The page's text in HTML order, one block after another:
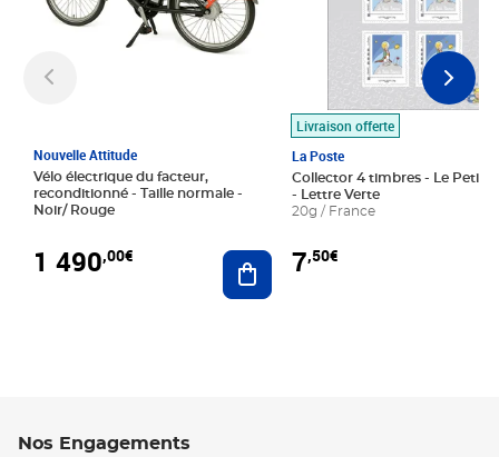
Nouvelle Attitude
Vélo électrique du facteur,
reconditionné - Taille normale -
Noir/ Rouge
1 490,00€ Ajouter au panier
Livraison offerte
La Poste
Collector 4 timbres - Le Petit
- Lettre Verte
20g / France
7,50€
Nos Engagements